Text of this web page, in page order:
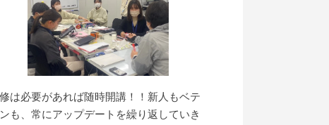
は必要があれば随時開講！！新人もベテ
も、常にアップデートを繰り返していき